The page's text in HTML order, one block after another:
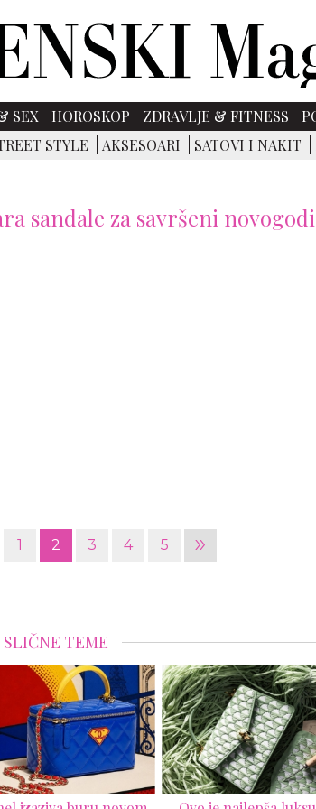
SEX HOROSKOP ZDRAVLJE & FITNESS
STYLE AKSESOARI SATOVI I NAKIT
sandale za savršeni
1 2 3 4 5 »
SLIČNE TEME